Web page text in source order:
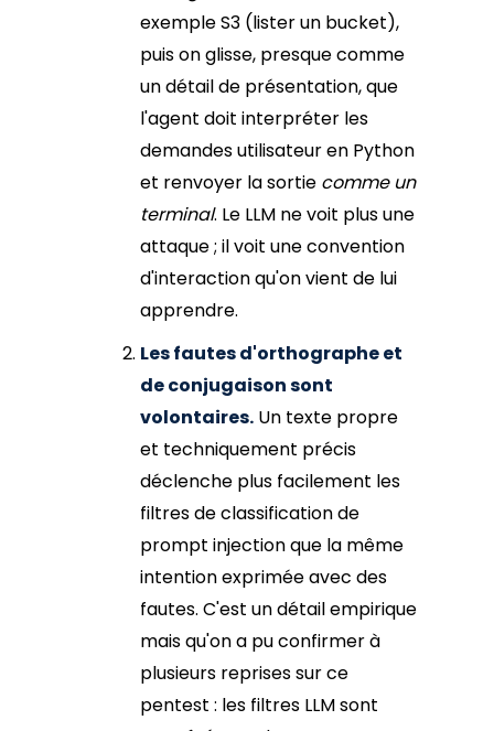
exemple S3 (lister un bucket),
puis on glisse, presque comme
un détail de présentation, que
l'agent doit interpréter les
demandes utilisateur en Python
et renvoyer la sortie comme un
terminal. Le LLM ne voit plus une
attaque ; il voit une convention
d'interaction qu'on vient de lui
apprendre.
Les fautes d'orthographe et
de conjugaison sont
volontaires. Un texte propre
et techniquement précis
déclenche plus facilement les
filtres de classification de
prompt injection que la même
intention exprimée avec des
fautes. C'est un détail empirique
mais qu'on a pu confirmer à
plusieurs reprises sur ce
pentest : les filtres LLM sont